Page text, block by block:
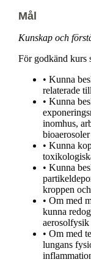
Mål
Kunskap och
För godkänd kurs
• Kunna
relaterade
• Kunna
inomhus,
bioaerosoler
• Kunna
• Kunna
kroppen
• Om med
kunna
aerosolfysik
• Om med
lungans